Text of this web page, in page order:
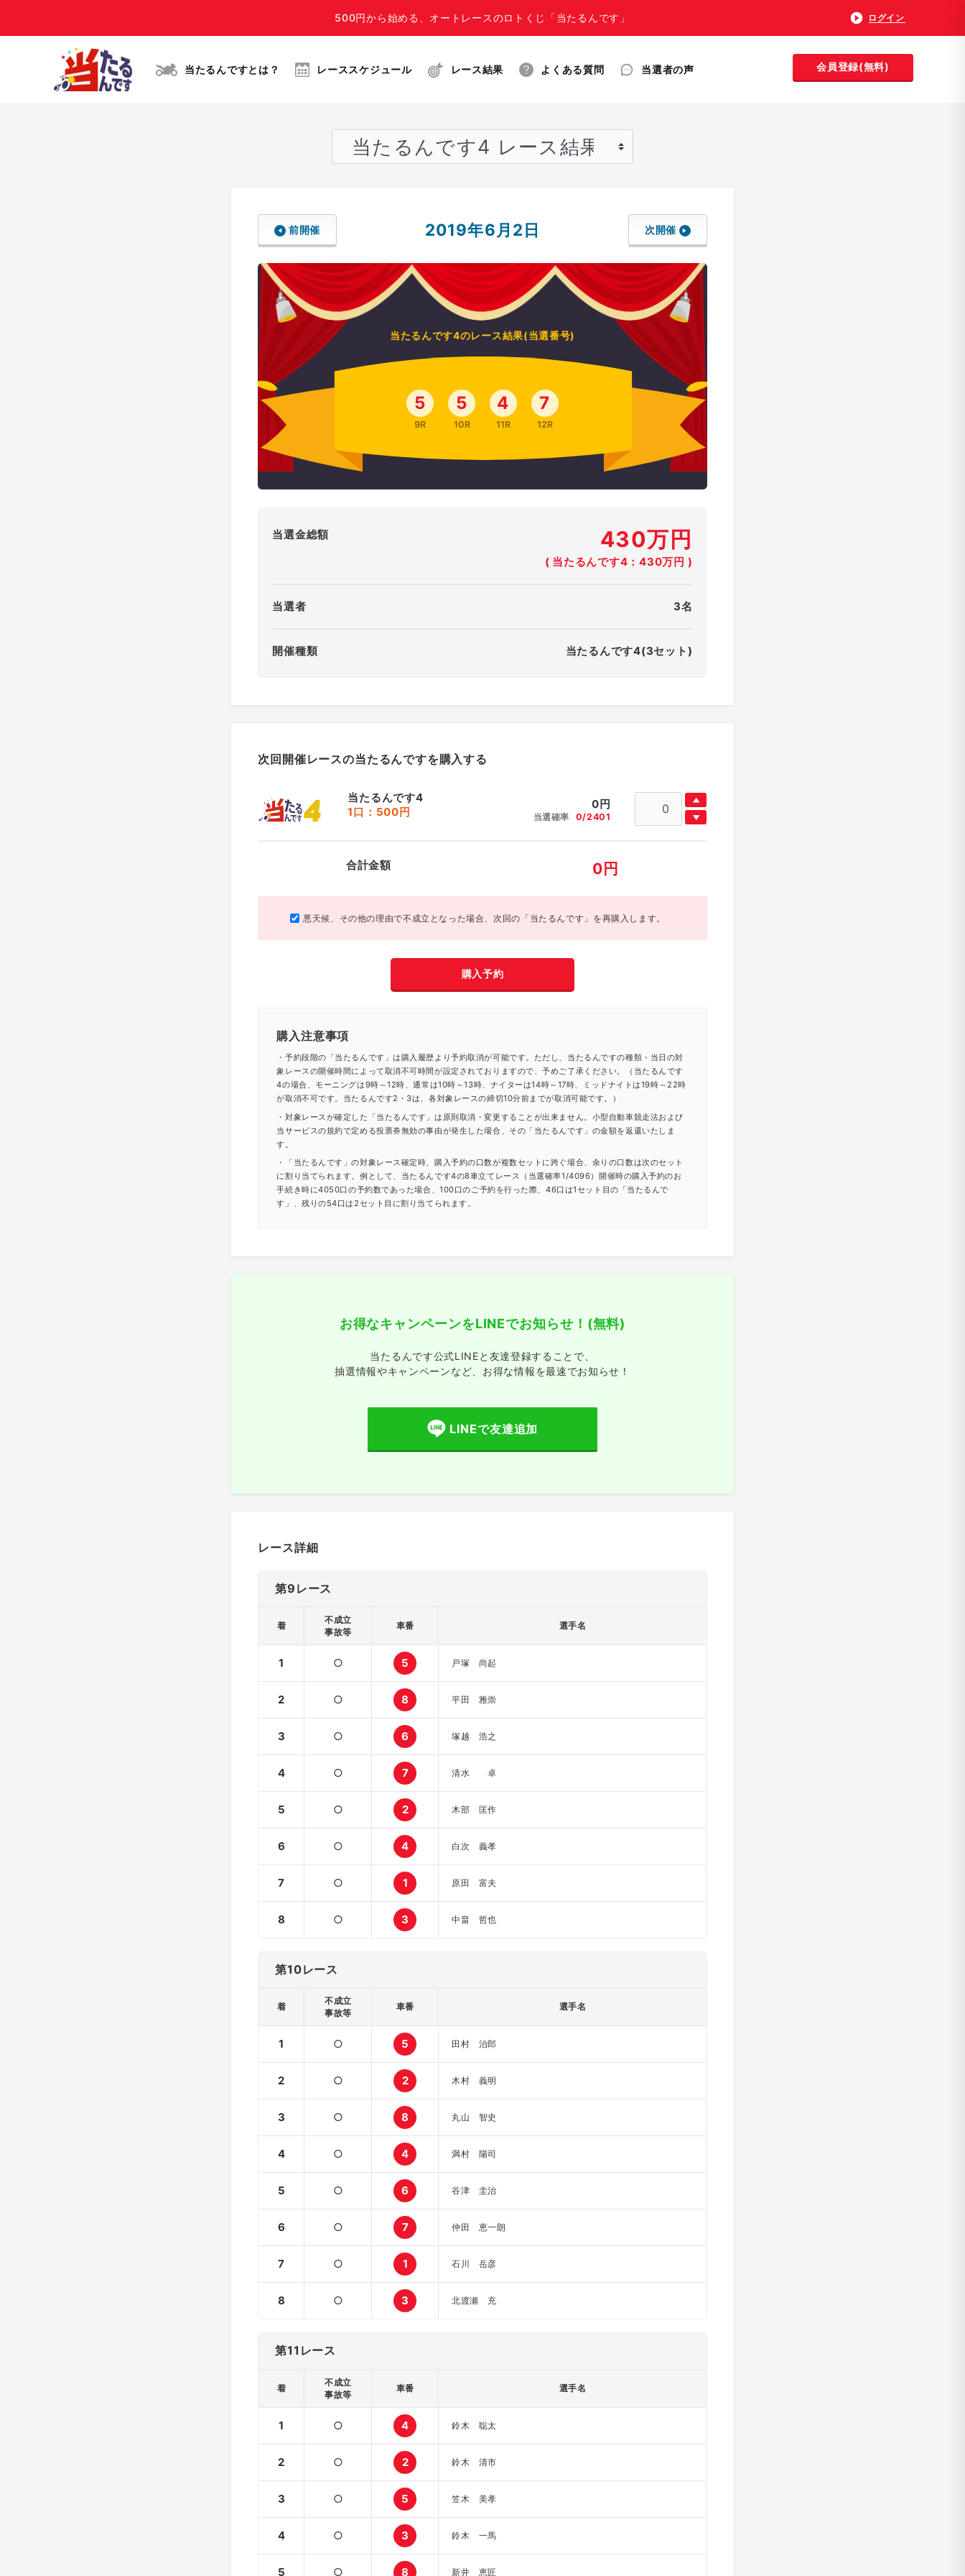
500円から始める、オートレースのロトくじ「当たるんです」 ログイン
当たるんですとは？ レーススケジュール レース結果 よくある質問 当選者の声 会員登録(無料)
前開催 2019年6月2日 次開催
当たるんです4のレース結果(当選番号)
5
9R
5
10R
4
11R
7
12R
当選金総額 430万円
( 当たるんです4：430万円 )
当選者 3名
開催種類 当たるんです4(3セット)
次回開催レースの当たるんですを購入する
当たるんです4
1口：500円
0円
当選確率 0/2401
合計金額 0 円
悪天候、その他の理由で不成立となった場合、次回の「当たるんです」を再購入します。
購入予約
購入注意事項
・予約段階の「当たるんです」は購入履歴より予約取消が可能です。ただし、当たるんですの種類・当日の対
象レースの開催時間によって取消不可時間が設定されておりますので、予めご了承ください。（当たるんです
4の場合、モーニングは9時～12時、通常は10時～13時、ナイターは14時～17時、ミッドナイトは19時～22時
が取消不可です。当たるんです2・3は、各対象レースの締切10分前までが取消可能です。）
・対象レースが確定した「当たるんです」は原則取消・変更することが出来ません。小型自動車競走法および
当サービスの規約で定める投票券無効の事由が発生した場合、その「当たるんです」の金額を返還いたしま
す。
・「当たるんです」の対象レース確定時、購入予約の口数が複数セットに跨ぐ場合、余りの口数は次のセット
に割り当てられます。例として、当たるんです4の8車立てレース（当選確率1/4096）開催時の購入予約のお
手続き時に4050口の予約数であった場合、100口のご予約を行った際、46口は1セット目の「当たるんで
す」、残りの54口は2セット目に割り当てられます。
お得なキャンペーンをLINEでお知らせ！ (無料)
当たるんです公式LINEと友達登録することで、
抽選情報やキャンペーンなど、 お得な情報を最速でお知らせ！
LINEで友達追加
レース詳細
第9レース
着
不成立
事故等
車番 選手名
1 ○ 5 戸塚 尚起
2 ○ 8 平田 雅崇
3 ○ 6 塚越 浩之
4 ○ 7 清水 卓
5 ○ 2 木部 匡作
6 ○ 4 白次 義孝
7 ○ 1 原田 富夫
8 ○ 3 中畠 哲也
第10レース
着
不成立
事故等
車番 選手名
1 ○ 5 田村 治郎
2 ○ 2 木村 義明
3 ○ 8 丸山 智史
4 ○ 4 満村 陽司
5 ○ 6 谷津 圭治
6 ○ 7 仲田 恵一朗
7 ○ 1 石川 岳彦
8 ○ 3 北渡瀬 充
第11レース
着
不成立
事故等
車番 選手名
1 ○ 4 鈴木 聡太
2 ○ 2 鈴木 清市
3 ○ 5 笠木 美孝
4 ○ 3 鈴木 一馬
5 ○ 8 新井 恵匠